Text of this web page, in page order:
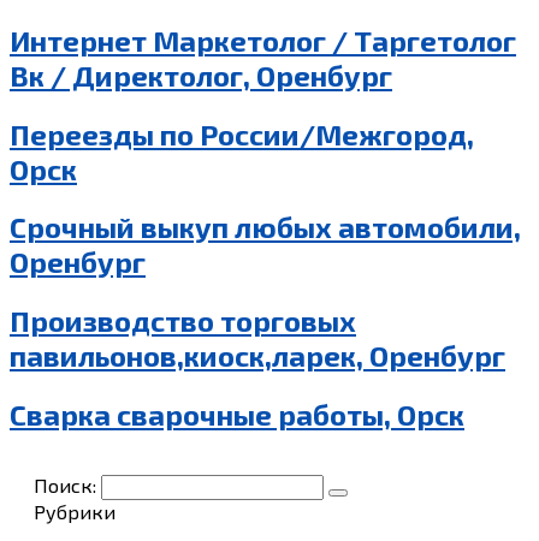
Интернет Маркетолог / Таргетолог
Вк / Директолог, Оренбург
Переезды по России/Межгород,
Орск
Срочный выкуп любых автомобили,
Оренбург
Производство торговых
павильонов,киоск,ларек, Оренбург
Сварка сварочные работы, Орск
Поиск:
Рубрики